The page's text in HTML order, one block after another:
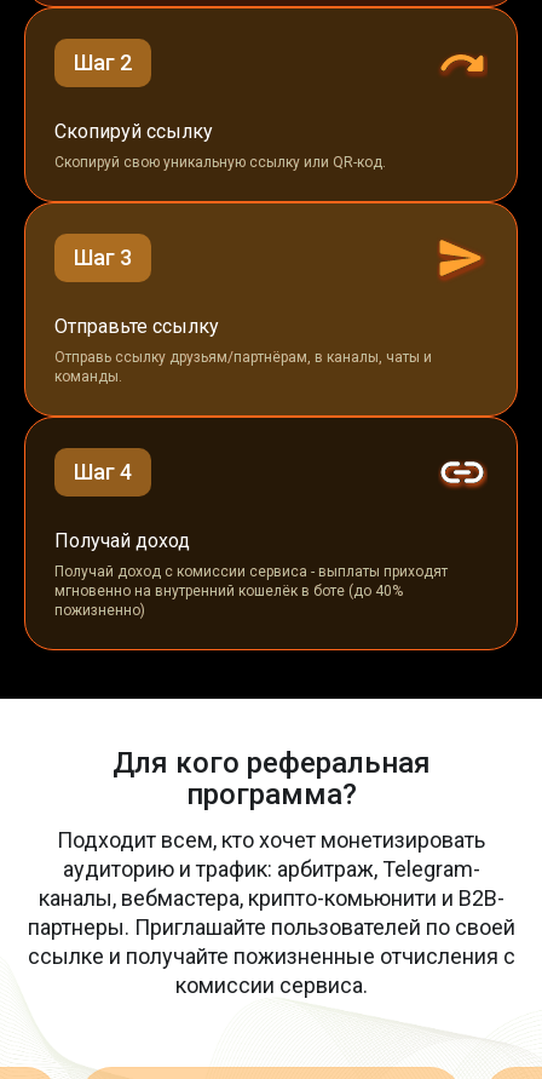
Шаг 2
Скопируй ссылку
Скопируй свою уникальную ссылку или QR-код.
Шаг 3
Отправьте ссылку
Отправь ссылку друзьям/партнёрам, в каналы, чаты и
команды.
Шаг 4
Получай доход
Получай доход с комиссии сервиса - выплаты приходят
мгновенно на внутренний кошелёк в боте (до 40%
пожизненно)
Для кого реферальная
программа?
Подходит всем, кто хочет монетизировать
аудиторию и трафик: арбитраж, Telegram-
каналы, вебмастера, крипто-комьюнити и B2B-
партнеры. Приглашайте пользователей по своей
ссылке и получайте пожизненные отчисления с
комиссии сервиса.